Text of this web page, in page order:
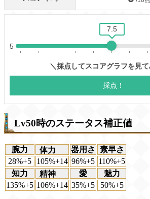
Lv50時のステータス補正値
腕力 体力 器用さ
素早さ
28%+5
105%+14 96%+5 110%+5
知力
精神 愛
魅力
135%+5 106%+14 35%+5 50%+5